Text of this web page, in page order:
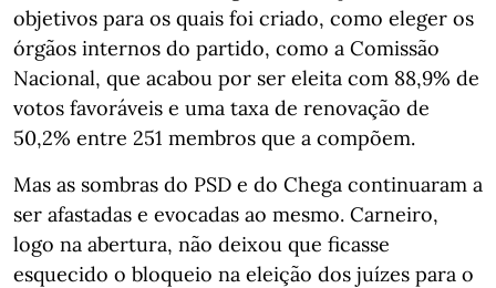
objetivos para os quais foi criado, como eleger os
órgãos internos do partido, como a Comissão
Nacional, que acabou por ser eleita com 88,9% de
votos favoráveis e uma taxa de renovação de
50,2% entre 251 membros que a compõem.
Mas as sombras do PSD e do Chega continuaram a
ser afastadas e evocadas ao mesmo. Carneiro,
logo na abertura, não deixou que ficasse
esquecido o bloqueio na eleição dos juízes para o